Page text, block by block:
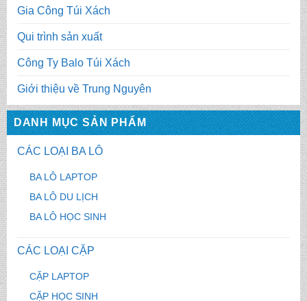
Gia Công Túi Xách
Qui trình sản xuất
Công Ty Balo Túi Xách
Giới thiệu về Trung Nguyên
DANH MỤC SẢN PHẨM
CÁC LOẠI BA LÔ
BA LÔ LAPTOP
BA LÔ DU LỊCH
BA LÔ HỌC SINH
CÁC LOẠI CẶP
CẶP LAPTOP
CẶP HỌC SINH